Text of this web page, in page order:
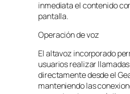
inmediata el contenido
pantalla.
Operación de voz
El altavoz incorporado
usuarios realizar
directamente desde el
manteniendo las